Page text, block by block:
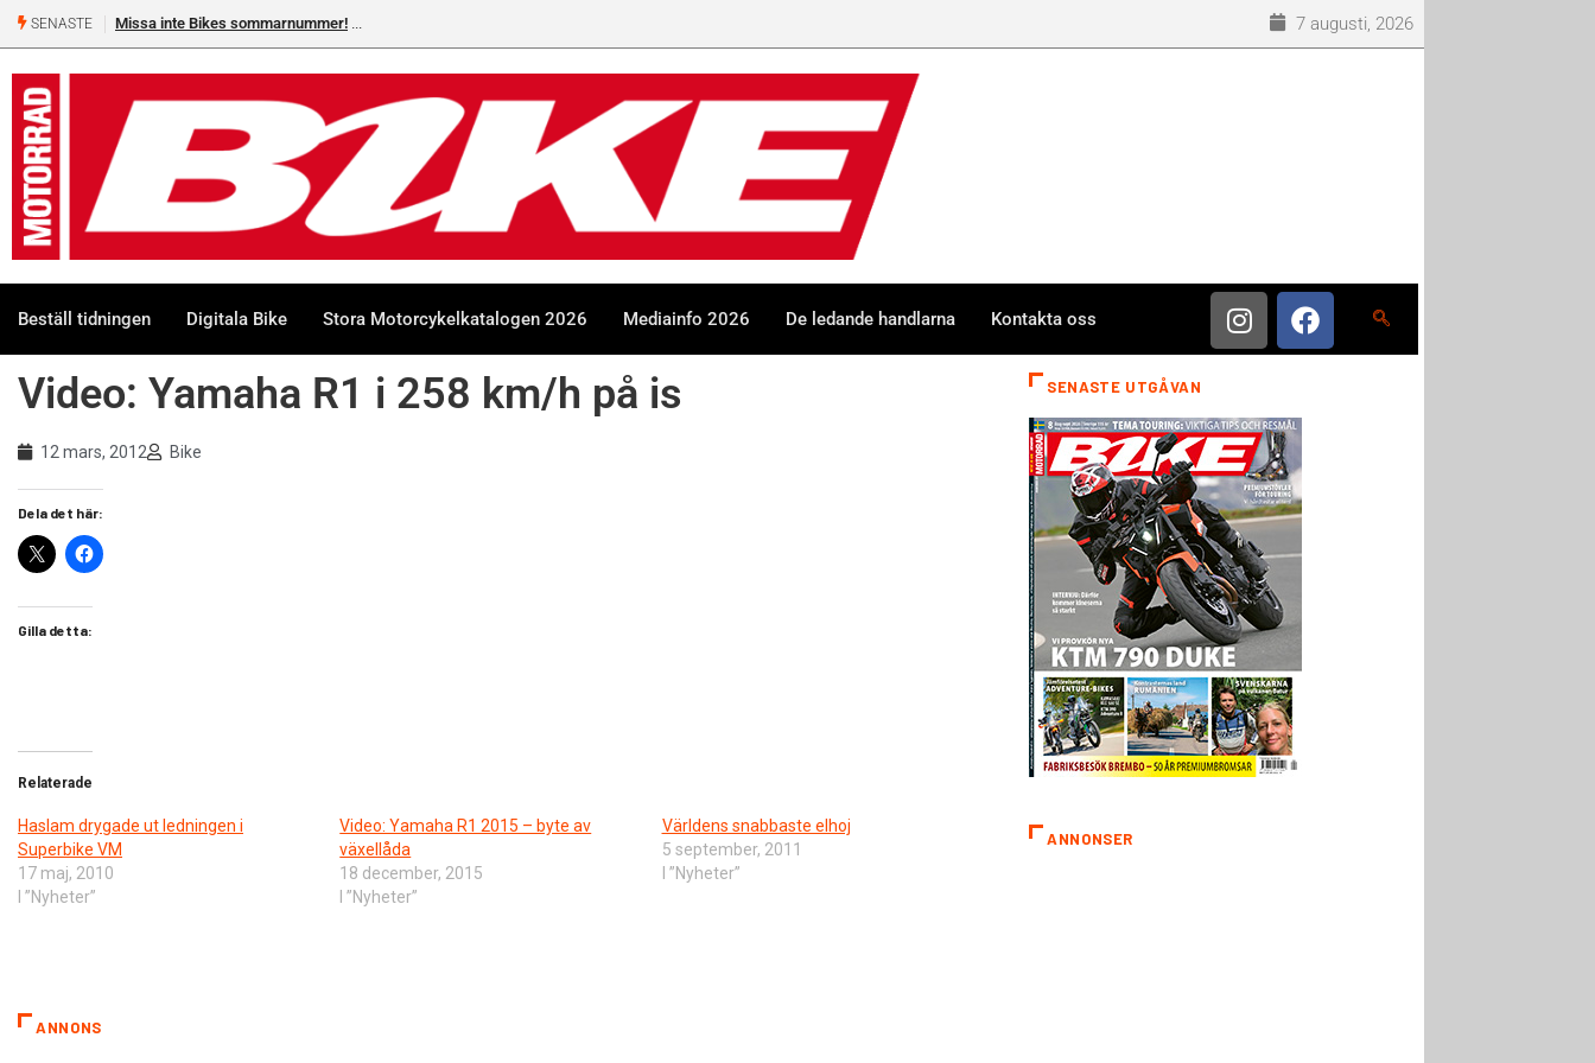
SENASTE Missa inte Bikes sommarnummer! 7 augusti, 2026
Beställ tidningen Digitala Bike Stora Motorcykelkatalogen 2026 Mediainfo 2026 De ledande handlarna Kontakta oss
Video: Yamaha R1 i 258 km/h på is
12 mars, 2012 Bike
Dela det här:
Gilla detta:
Relaterade
Haslam drygade ut ledningen i
Superbike VM
17 maj, 2010
I ”Nyheter”
Video: Yamaha R1 2015 – byte av
växellåda
18 december, 2015
I ”Nyheter”
Världens snabbaste elhoj
5 september, 2011
I ”Nyheter”
ANNONS
SENASTE UTGÅVAN
ANNONSER